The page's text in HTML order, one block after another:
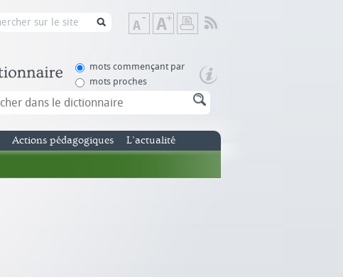
Diminuer
la
de
Augmenter
la
de
mots commençant par
mots proches
Actions pédagogiques L’actualité